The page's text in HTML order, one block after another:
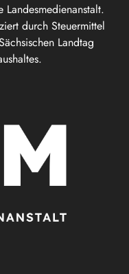
durch Steuermittel
Landtag